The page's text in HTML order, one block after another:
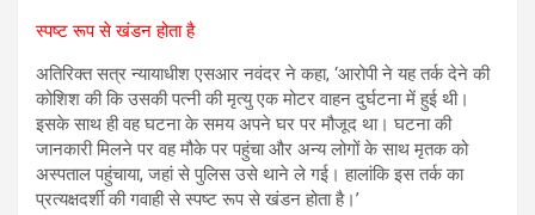
स्पष्ट रूप से खंडन होता है
अतिरिक्त सत्र न्यायाधीश एसआर नवंदर ने कहा, ‘आरोपी ने यह तर्क देने की
कोशिश की कि उसकी पत्नी की मृत्यु एक मोटर वाहन दुर्घटना में हुई थी।
इसके साथ ही वह घटना के समय अपने घर पर मौजूद था। घटना की
जानकारी मिलने पर वह मौके पर पहुंचा और अन्य लोगों के साथ मृतक को
अस्पताल पहुंचाया, जहां से पुलिस उसे थाने ले गई। हालांकि इस तर्क का
प्रत्यक्षदर्शी की गवाही से स्पष्ट रूप से खंडन होता है।’